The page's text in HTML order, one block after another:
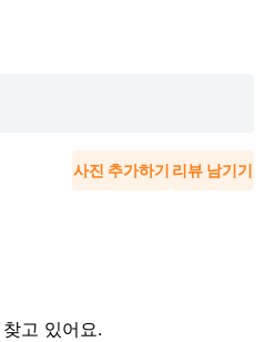
사진 추가하기 리뷰 남기기
고 있어요.